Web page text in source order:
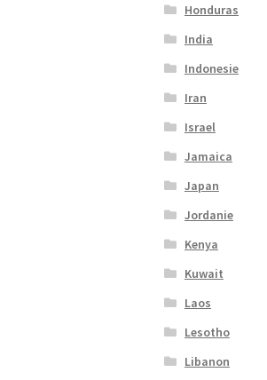
Honduras
India
Indonesie
Iran
Israel
Jamaica
Japan
Jordanie
Kenya
Kuwait
Laos
Lesotho
Libanon